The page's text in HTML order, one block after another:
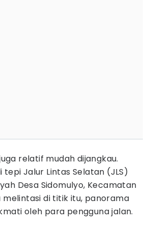
relatif mudah dijangkau.
tepi Jalur Lintas Selatan (JLS)
Desa Sidomulyo, Kecamatan
melintasi di titik itu, panorama
oleh para pengguna jalan.